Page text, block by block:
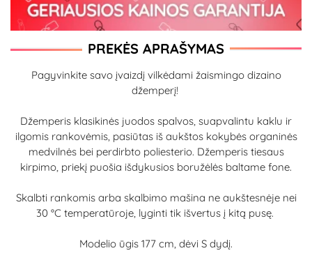
PREKĖS APRAŠYMAS
Pagyvinkite savo įvaizdį vilkėdami žaismingo dizaino
džemperį!
Džemperis klasikinės juodos spalvos, suapvalintu kaklu ir
ilgomis rankovėmis, pasiūtas iš aukštos kokybės organinės
medvilnės bei perdirbto poliesterio. Džemperis tiesaus
kirpimo, priekį puošia išdykusios boružėlės baltame fone.
Skalbti rankomis arba skalbimo mašina ne aukštesnėje nei
30 °C temperatūroje, lyginti tik išvertus į kitą pusę.
Modelio ūgis 177 cm, dėvi S dydį.